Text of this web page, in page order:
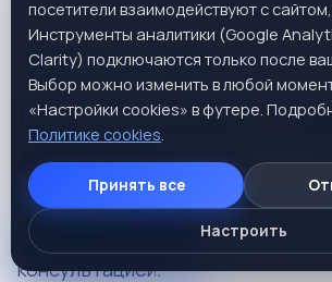
ВОПРОСЫ И ОТВЕТЫ
Частые вопросы
запуском
Собрали ответы на частые
возникают перед запуском
консультацией.
Быть на связи просто
посетители взаимодействуют с
Инструменты аналитики (Google
Clarity) подключаются только после
Выбор можно изменить в любой
«Настройки cookies» в футере.
Политике cookies.
Принять все
Настроить